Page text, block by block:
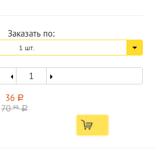
Заказать по:
1 шт.
36 a
7098 a